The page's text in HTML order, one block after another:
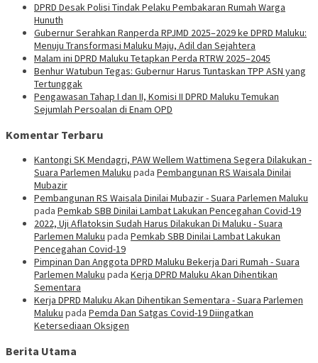
DPRD Desak Polisi Tindak Pelaku Pembakaran Rumah Warga
Hunuth
Gubernur Serahkan Ranperda RPJMD 2025–2029 ke DPRD Maluku:
Menuju Transformasi Maluku Maju, Adil dan Sejahtera
Malam ini DPRD Maluku Tetapkan Perda RTRW 2025–2045
Benhur Watubun Tegas: Gubernur Harus Tuntaskan TPP ASN yang
Tertunggak
Pengawasan Tahap I dan II, Komisi II DPRD Maluku Temukan
Sejumlah Persoalan di Enam OPD
Komentar Terbaru
Kantongi SK Mendagri, PAW Wellem Wattimena Segera Dilakukan -
Suara Parlemen Maluku pada Pembangunan RS Waisala Dinilai
Mubazir
Pembangunan RS Waisala Dinilai Mubazir - Suara Parlemen Maluku
pada Pemkab SBB Dinilai Lambat Lakukan Pencegahan Covid-19
2022, Uji Aflatoksin Sudah Harus Dilakukan Di Maluku - Suara
Parlemen Maluku pada Pemkab SBB Dinilai Lambat Lakukan
Pencegahan Covid-19
Pimpinan Dan Anggota DPRD Maluku Bekerja Dari Rumah - Suara
Parlemen Maluku pada Kerja DPRD Maluku Akan Dihentikan
Sementara
Kerja DPRD Maluku Akan Dihentikan Sementara - Suara Parlemen
Maluku pada Pemda Dan Satgas Covid-19 Diingatkan
Ketersediaan Oksigen
Berita Utama